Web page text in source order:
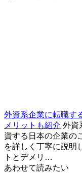
外資系企業に転職す
メリットも紹介 外資
資する日本の企業の
を詳しく丁寧に説明
トとデメリ…
あわせて読みたい